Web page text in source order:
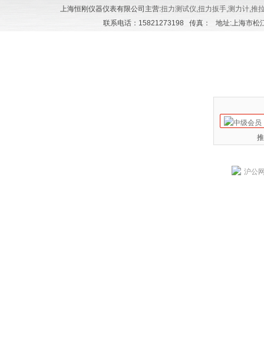
上海恒刚仪器仪表有限公司主营:扭力测试仪,扭力扳手,测力计,推
联系电话：15821273198 传真： 地址:上海市
沪公